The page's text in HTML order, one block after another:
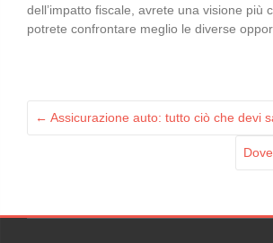
dell’impatto fiscale, avrete una visione
potrete confrontare meglio le diverse
← Assicurazione auto: tutto ciò che devi